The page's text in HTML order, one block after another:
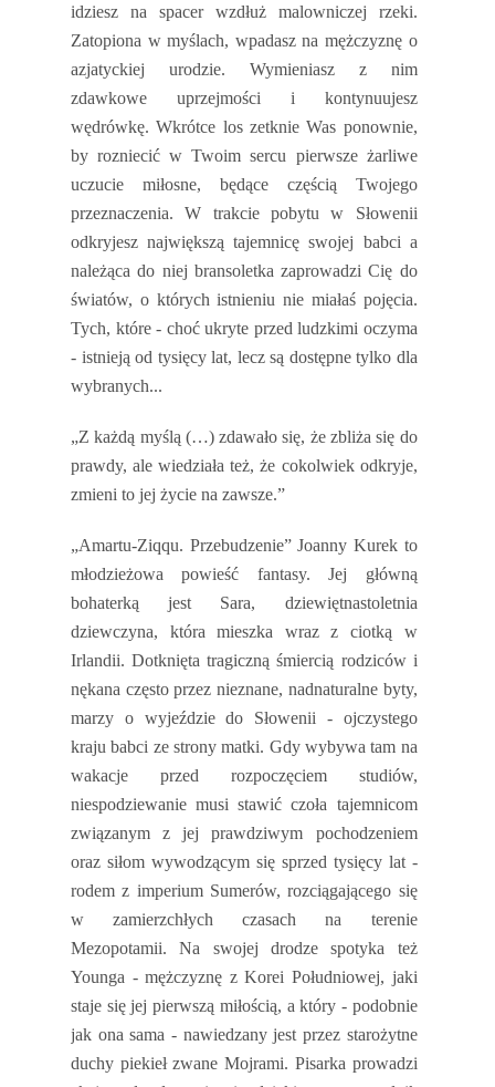
idziesz na spacer wzdłuż malowniczej rzeki.
Zatopiona w myślach, wpadasz na mężczyznę o
azjatyckiej urodzie. Wymieniasz z nim
zdawkowe uprzejmości i kontynuujesz
wędrówkę. Wkrótce los zetknie Was ponownie,
by rozniecić w Twoim sercu pierwsze żarliwe
uczucie miłosne, będące częścią Twojego
przeznaczenia. W trakcie pobytu w Słowenii
odkryjesz największą tajemnicę swojej babci a
należąca do niej bransoletka zaprowadzi Cię do
światów, o których istnieniu nie miałaś pojęcia.
Tych, które - choć ukryte przed ludzkimi oczyma
- istnieją od tysięcy lat, lecz są dostępne tylko dla
wybranych...
„Z każdą myślą (…) zdawało się, że zbliża się do
prawdy, ale wiedziała też, że cokolwiek odkryje,
zmieni to jej życie na zawsze.”
„Amartu-Ziqqu. Przebudzenie” Joanny Kurek to
młodzieżowa powieść fantasy. Jej główną
bohaterką jest Sara, dziewiętnastoletnia
dziewczyna, która mieszka wraz z ciotką w
Irlandii. Dotknięta tragiczną śmiercią rodziców i
nękana często przez nieznane, nadnaturalne byty,
marzy o wyjeździe do Słowenii - ojczystego
kraju babci ze strony matki. Gdy wybywa tam na
wakacje przed rozpoczęciem studiów,
niespodziewanie musi stawić czoła tajemnicom
związanym z jej prawdziwym pochodzeniem
oraz siłom wywodzącym się sprzed tysięcy lat -
rodem z imperium Sumerów, rozciągającego się
w zamierzchłych czasach na terenie
Mezopotamii. Na swojej drodze spotyka też
Younga - mężczyznę z Korei Południowej, jaki
staje się jej pierwszą miłością, a który - podobnie
jak ona sama - nawiedzany jest przez starożytne
duchy piekieł zwane Mojrami. Pisarka prowadzi